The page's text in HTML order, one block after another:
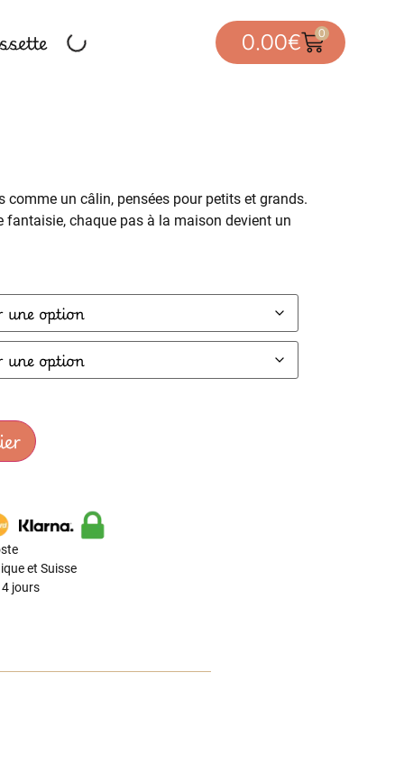
0.00€ 0
comme un câlin, pensées pour petits et grands.
fantaisie, chaque pas à la maison devient un
et Suisse
jours